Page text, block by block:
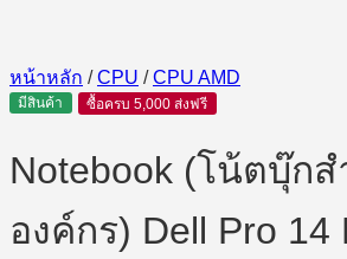
หน้าหลัก / CPU / CPU AMD
มีสินค้า ซื้อครบ 5,000 ส่งฟรี
Notebook (โน้ตบุ๊กส
องค์กร) Dell Pro 14